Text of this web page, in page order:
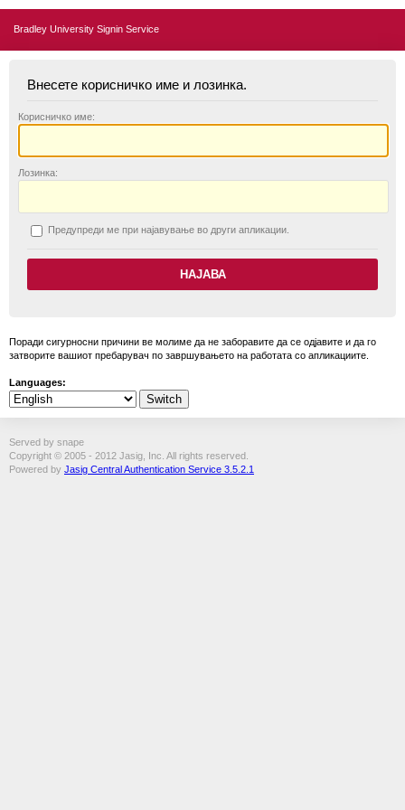
Bradley University Signin Service
Внесете корисничко име и лозинка.
Корисничко име:
Лозинка:
Предупреди ме при најавување во други апликации.
Поради сигурносни причини ве молиме да не заборавите да се одјавите и да го
затворите вашиот пребарувач по завршувањето на работата со апликациите.
Languages:
Served by snape
Copyright © 2005 - 2012 Jasig, Inc. All rights reserved.
Powered by Jasig Central Authentication Service 3.5.2.1